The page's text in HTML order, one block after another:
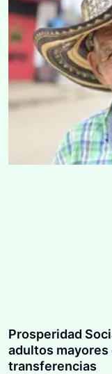
Prosperidad
adultos
transferencias